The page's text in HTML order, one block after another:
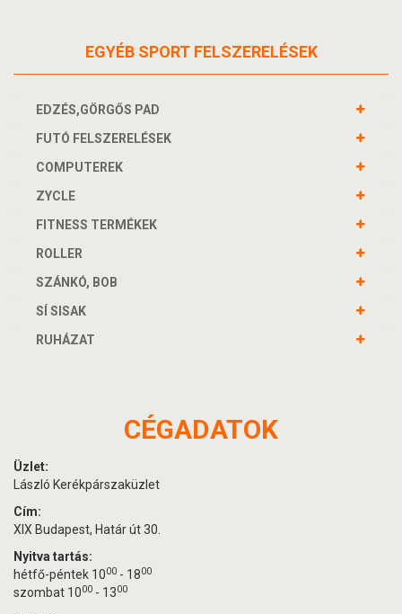
EGYÉB SPORT FELSZERELÉSEK
EDZÉS,GÖRGŐS PAD
FUTÓ FELSZERELÉSEK
COMPUTEREK
ZYCLE
FITNESS TERMÉKEK
ROLLER
SZÁNKÓ, BOB
SÍ SISAK
RUHÁZAT
CÉGADATOK
Üzlet:
László Kerékpárszaküzlet
Cím:
XIX Budapest, Határ út 30.
Nyitva tartás:
hétfő-péntek 1000 - 1800
szombat 1000 - 1300